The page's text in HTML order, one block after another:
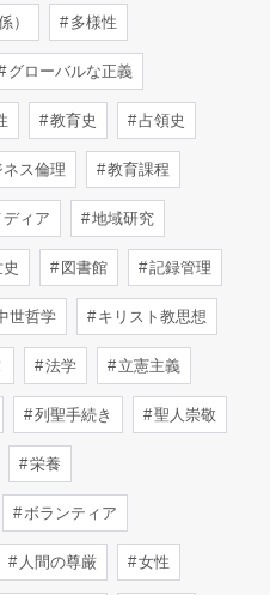
） 多様性
グローバルな正義
教育史 占領史
ス倫理 教育課程
ィア 地域研究
図書館 記録管理
世哲学 キリスト教思想
法学 立憲主義
列聖手続き 聖人崇敬
栄養
ボランティア
人間の尊厳 女性